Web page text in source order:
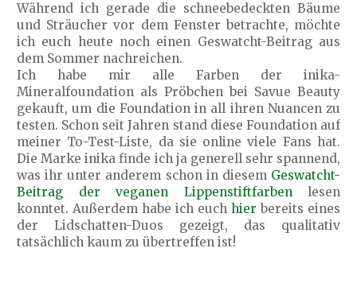
Während ich gerade die schneebedeckten Bäume
und Sträucher vor dem Fenster betrachte, möchte
ich euch heute noch einen Geswatcht-Beitrag aus
dem Sommer nachreichen.
Ich habe mir alle Farben der inika-
Mineralfoundation als Pröbchen bei Savue Beauty
gekauft, um die Foundation in all ihren Nuancen zu
testen. Schon seit Jahren stand diese Foundation auf
meiner To-Test-Liste, da sie online viele Fans hat.
Die Marke inika finde ich ja generell sehr spannend,
was ihr unter anderem schon in diesem Geswatcht-
Beitrag der veganen Lippenstiftfarbenlesen
konntet. Außerdem habe ich euch hier bereits eines
der Lidschatten-Duos gezeigt, das qualitativ
tatsächlich kaum zu übertreffen ist!